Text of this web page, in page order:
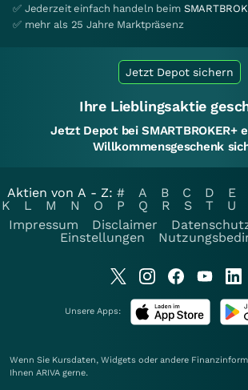
✅ Jederzeit einfach handeln beim
✅ mehr als 25 Jahre Marktpräsenz
Jetzt Depot sichern
Ihre Lieblingsaktie
Jetzt Depot bei SMARTBROKER+
Willkommensgeschenk
Aktien von A - Z: # A B C D E
K
L M N O P Q R S T U
Impressum
Disclaimer
Einstellungen
Unsere Apps:
Wenn Sie Kursdaten, Widgets oder andere
Ihnen ARIVA gerne.